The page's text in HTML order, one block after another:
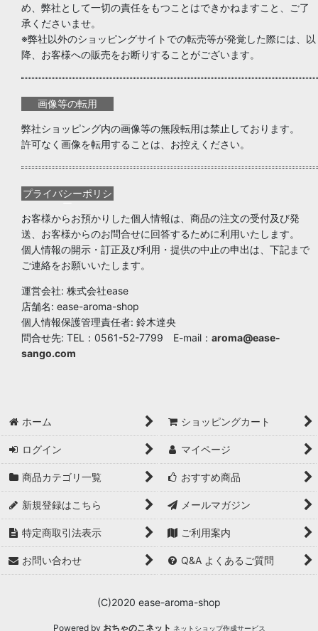
め、弊社として一切の責任をもつことはできかねますこと、ご了
承くださいませ。
※弊社以外のショッピングサイトでの転売等が発覚した際には、以
降、お客様への販売をお断りすることがございます。
画像等の転用
弊社ショッピング内の画像等の無段転用は禁止しております。
許可なく画像を転用することは、お控えください。
プライバシーポリシ
ー
お客様からお預かりした個人情報は、商品の注文の受付及び発
送、お客様からのお問合せに回答するために利用いたします。
個人情報の開示・訂正及び利用・提供の中止の申出は、下記まで
ご連絡をお願いいたします。
運営会社: 株式会社ease
店舗名: ease-aroma-shop
個人情報保護管理責任者: 鈴木達央
問合せ先: TEL：0561-52-7799 E-mail： aroma@ease-
sango.com
ホーム ショッピングカート
ログイン マイページ
商品カテゴリ一覧 おすすめ商品
新規登録はこちら メールマガジン
特定商取引法表示 ご利用案内
お問い合わせ Q&A よくあるご質問
(C)2020 ease-aroma-shop
Powered by おちゃのこネット ネットショップ作成サービス